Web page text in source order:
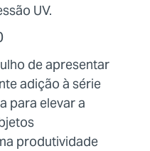
UV.
de apresentar
adição à série
para elevar a
produtividade